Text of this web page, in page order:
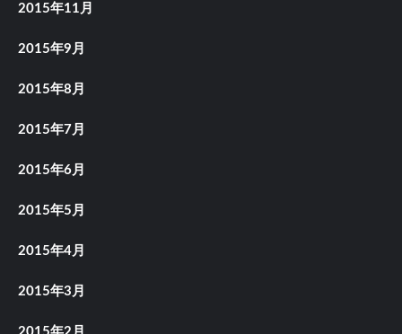
2015年11月
2015年9月
2015年8月
2015年7月
2015年6月
2015年5月
2015年4月
2015年3月